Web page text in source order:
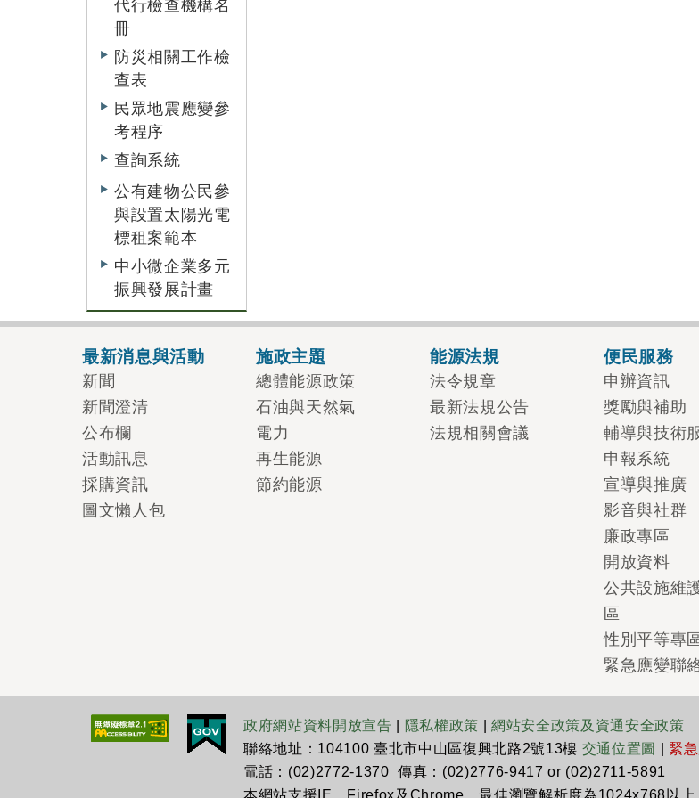
代行檢查機構名
冊
防災相關工作檢
查表
民眾地震應變參
考程序
查詢系統
公有建物公民參
與設置太陽光電
標租案範本
中小微企業多元
振興發展計畫
最新消息與活動
新聞
新聞澄清
公布欄
活動訊息
採購資訊
圖文懶人包
施政主題
總體能源政策
石油與天然氣
電力
再生能源
節約能源
能源法規
法令規章
最新法規公告
法規相關會議
便民服務
申辦資訊
獎勵與補助
輔導與技術
申報系統
宣導與推廣
影音與社群
廉政專區
開放資料
公共設施維
區
性別平等專
緊急應變聯
政府網站資料開放宣告 隱私權政策 |網站安全政策及資通安全政策
聯絡地址：104100 臺北市中山區復興北路2號13樓 交通位置圖
緊
電話：(02)2772-1370 傳真：(02)2776-9417 or (02)2711-5891
本網站支援IE、Firefox及Chrome，最佳瀏覽解析度為1024x768以上